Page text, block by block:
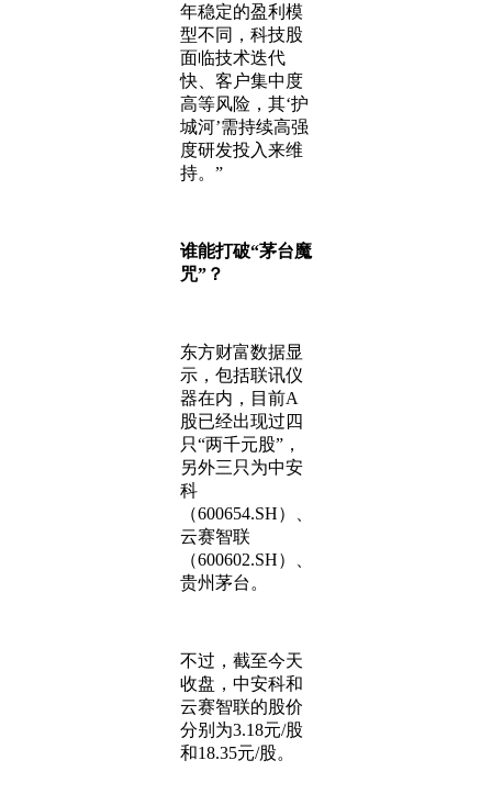
年稳定的盈利模
型不同，科技股
面临技术迭代
快、客户集中度
高等风险，其‘护
城河’需持续高强
度研发投入来维
持。”
谁能打破“茅台魔
咒”？
东方财富数据显
示，包括联讯仪
器在内，目前A
股已经出现过四
只“两千元股”，
另外三只为中安
科
（600654.SH）、
云赛智联
（600602.SH）、
贵州茅台。
不过，截至今天
收盘，中安科和
云赛智联的股价
分别为3.18元/股
和18.35元/股。